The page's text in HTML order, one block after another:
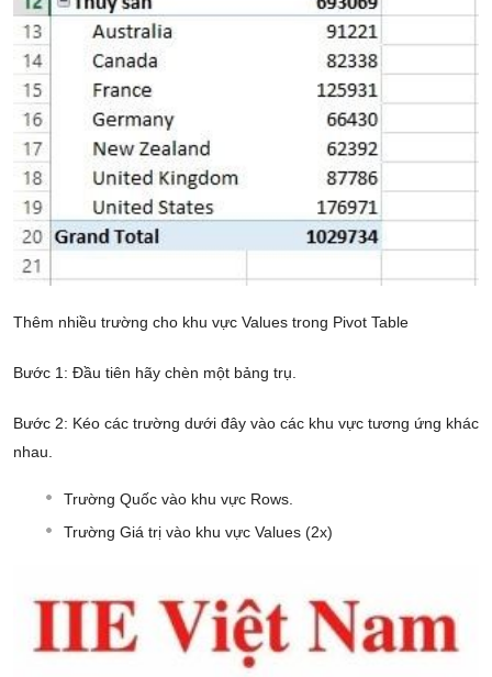
Thêm nhiều trường cho khu vực Values trong Pivot Table
Bước 1: Đầu tiên hãy chèn một bảng trụ.
Bước 2: Kéo các trường dưới đây vào các khu vực tương ứng khác
nhau.
Trường Quốc vào khu vực Rows.
Trường Giá trị vào khu vực Values (2x)